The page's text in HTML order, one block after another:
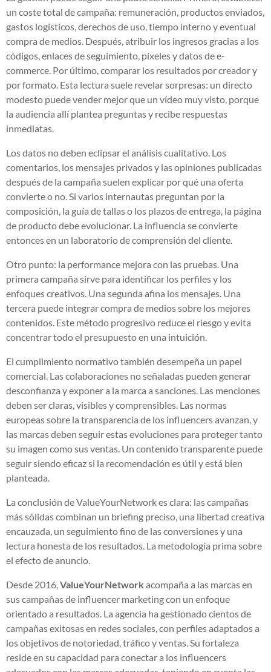
un coste total de campaña: remuneración, productos enviados,
gastos logísticos, derechos de uso, tiempo interno y eventual
compra de medios. Después, atribuir los ingresos gracias a los
códigos, enlaces de seguimiento, píxeles y datos de e-
commerce. Por último, comparar los resultados por creador y
por formato. Esta lectura suele revelar sorpresas: un directo
modesto puede vender mejor que un vídeo muy visto, porque
la audiencia allí plantea preguntas y recibe respuestas
inmediatas.
Los datos no deben eclipsar el análisis cualitativo. Los
comentarios, los mensajes privados y las opiniones publicadas
después de la campaña suelen explicar por qué una oferta
convierte o no. Si varios internautas preguntan por la
composición, la guía de tallas o los plazos de entrega, la página
de producto debe evolucionar. La influencia se convierte
entonces en un laboratorio de comprensión del cliente.
Otro punto: la performance mejora con las pruebas. Una
primera campaña sirve para identificar los perfiles y los
enfoques creativos. Una segunda afina los mensajes. Una
tercera puede integrar compra de medios sobre los mejores
contenidos. Este método progresivo reduce el riesgo y evita
concentrar todo el presupuesto en una intuición.
El cumplimiento normativo también desempeña un papel
comercial. Las colaboraciones no señaladas pueden generar
desconfianza y exponer a la marca a sanciones. Las menciones
deben ser claras, visibles y comprensibles. Las normas
europeas sobre la transparencia de los influencers avanzan, y
las marcas deben seguir estas evoluciones para proteger tanto
su imagen como sus ventas. Un contenido transparente puede
seguir siendo eficaz si la recomendación es útil y está bien
planteada.
La conclusión de ValueYourNetwork es clara: las campañas
más sólidas combinan un briefing preciso, una libertad creativa
encauzada, un seguimiento fino de las conversiones y una
lectura honesta de los resultados. La metodología prima sobre
el efecto de anuncio.
Desde 2016, ValueYourNetwork acompaña a las marcas en
sus campañas de influencer marketing con un enfoque
orientado a resultados. La agencia ha gestionado cientos de
campañas exitosas en redes sociales, con perfiles adaptados a
los objetivos de notoriedad, tráfico y ventas. Su fortaleza
reside en su capacidad para conectar a los influencers